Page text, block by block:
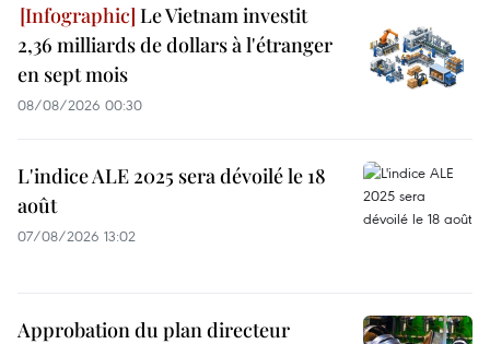
Le Vietnam investit
2,36 milliards de dollars à l'étranger
en sept mois
08/08/2026 00:30
L'indice ALE 2025 sera dévoilé le 18
août
07/08/2026 13:02
Approbation du plan directeur